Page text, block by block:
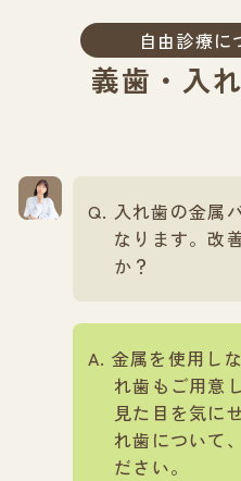
自由診療に
義歯・入
入れ歯の金属
なります。改
か？
金属を使用し
れ歯もご用意
見た目を気に
れ歯について
ださい。